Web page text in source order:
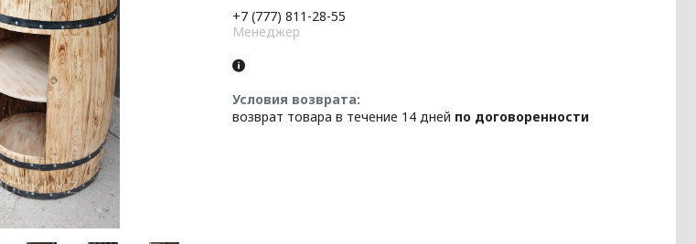
+7 (777) 811-28-55
Менеджер
возврат товара в течение 14 дней по договоренности